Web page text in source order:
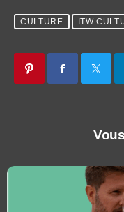
CULTURE ITW